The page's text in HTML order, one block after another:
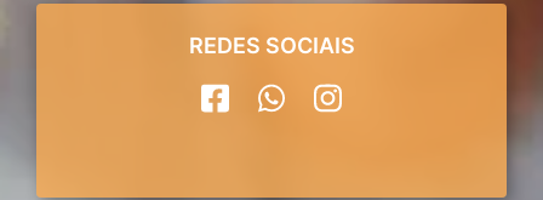
REDES SOCIAIS